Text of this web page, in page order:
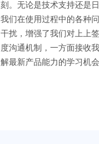
刻。无论是技术支持还是
我们在使用过程中的各种
干扰，增强了我们对上上签
度沟通机制，一方面接收
解最新产品能力的学习机会